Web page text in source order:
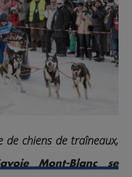
de chiens de traîneaux,
Mont-Blanc se